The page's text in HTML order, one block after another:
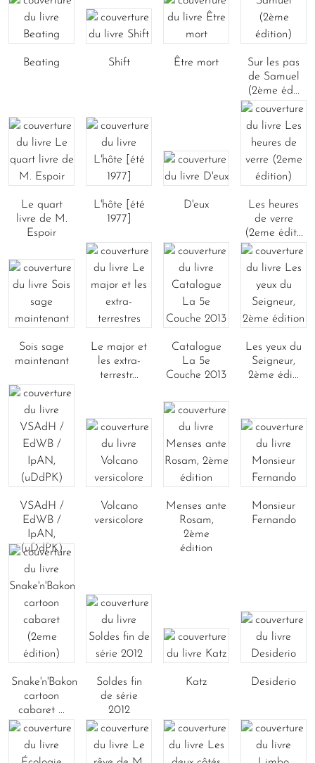
Beating Shift Être mort
Sur les pas
de Samuel
(2ème éd...
Le quart
livre de M.
Espoir
L'hôte [été
1977]
D'eux
Les heures
de verre
(2eme édit...
Sois sage
maintenant
Le major et
les extra-
terrestr...
Catalogue
La 5e
Couche 2013
Les yeux du
Seigneur,
2ème édi...
VSAdH /
EdWB /
IpAN,
(uDdPK)
Volcano
versicolore
Menses ante
Rosam,
2ème
édition
Monsieur
Fernando
Snake'n'Bakon
cartoon
cabaret ...
Soldes fin
de série
2012
Katz Desiderio